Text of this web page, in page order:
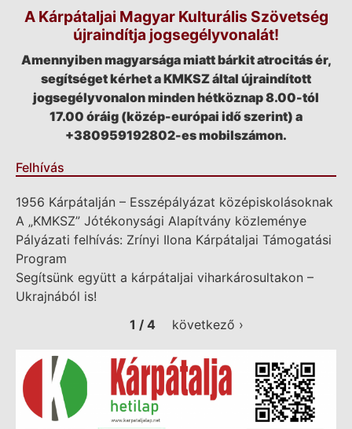
A Kárpátaljai Magyar Kulturális Szövetség
újraindítja jogsegélyvonalát!
Amennyiben magyarsága miatt bárkit atrocitás ér,
segítséget kérhet a KMKSZ által újraindított
jogsegélyvonalon minden hétköznap 8.00-tól
17.00 óráig (közép-európai idő szerint) a
+380959192802-es mobilszámon.
Felhívás
1956 Kárpátalján – Esszépályázat középiskolásoknak
A „KMKSZ” Jótékonysági Alapítvány közleménye
Pályázati felhívás: Zrínyi Ilona Kárpátaljai Támogatási
Program
Segítsünk együtt a kárpátaljai viharkárosultakon –
Ukrajnából is!
1 / 4
következő ›